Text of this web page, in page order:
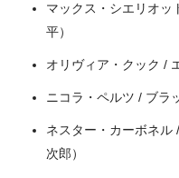
マックス・シエリオッ
平）
オリヴィア・クック /
ニコラ・ペルツ / ブラ
ネスター・カーボネル
次郎）